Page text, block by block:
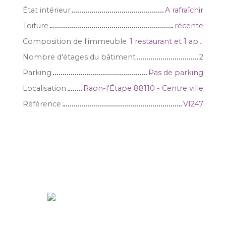
État intérieur
A rafraîchir
Toiture
récente
Composition de l'immeuble
1 restaurant et 1 appartement type T8/9
Nombre d'étages du bâtiment
2
Parking
Pas de parking
Localisation
Raon-l'Étape 88110 - Centre ville
Référence
VI247